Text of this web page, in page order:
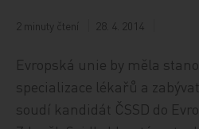
2 minuty čtení 28. 4. 2014
Evropská unie by měla
specializace lékařů a
soudí kandidát ČSSD do